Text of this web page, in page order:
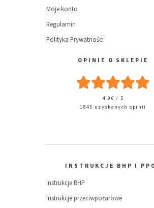
Moje konto
Regulamin
Polityka Prywatności
OPINIE O SKLEPIE
4.96 / 5
1845 uzyskanych opinii
INSTRUKCJE BHP I
Instrukcje BHP
Instrukcje przeciwpożarowe